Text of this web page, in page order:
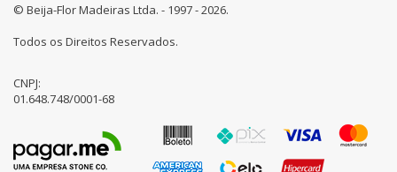
© Beija-Flor Madeiras Ltda. - 1997 - 2026.
Todos os Direitos Reservados.
CNPJ:
01.648.748/0001-68